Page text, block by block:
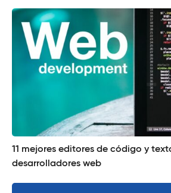
11 mejores editores de código y
desarrolladores web